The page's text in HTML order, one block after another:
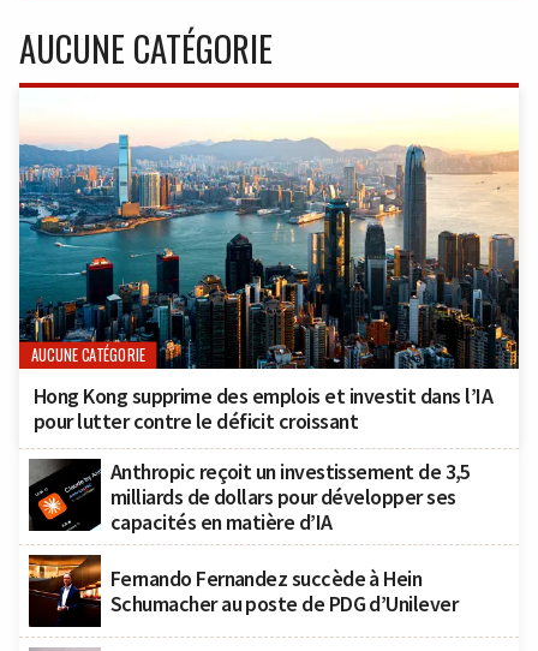
AUCUNE CATÉGORIE
AUCUNE CATÉGORIE
Hong Kong supprime des emplois et investit dans l’IA
pour lutter contre le déficit croissant
Anthropic reçoit un investissement de 3,5
milliards de dollars pour développer ses
capacités en matière d’IA
Fernando Fernandez succède à Hein
Schumacher au poste de PDG d’Unilever